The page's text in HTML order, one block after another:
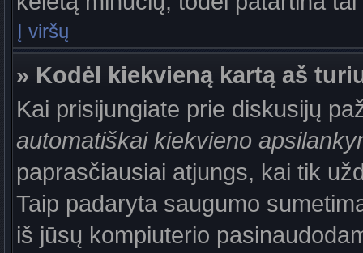
Į viršų
» Kodėl kiekvieną kartą aš
Kai prisijungiate prie diskusijų
automatiškai kiekvieno
paprasčiausiai atjungs, kai tik
Taip padaryta saugumo
iš jūsų kompiuterio